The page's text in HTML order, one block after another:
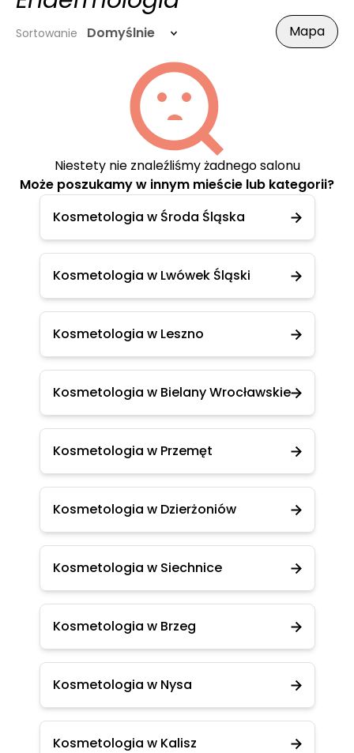
Sortowanie Domyślnie Mapa
Niestety nie znaleźliśmy żadnego salonu
Może poszukamy w innym mieście lub kategorii?
Kosmetologia w Środa Śląska
Kosmetologia w Lwówek Śląski
Kosmetologia w Leszno
Kosmetologia w Bielany Wrocławskie
Kosmetologia w Przemęt
Kosmetologia w Dzierżoniów
Kosmetologia w Siechnice
Kosmetologia w Brzeg
Kosmetologia w Nysa
Kosmetologia w Kalisz